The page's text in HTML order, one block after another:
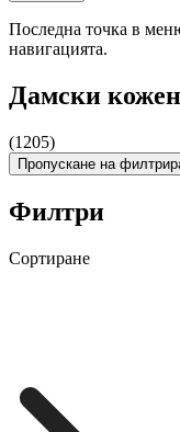
Последна точка в
навигацията.
Дамски
(1205)
Пропускане на
Филтри
Сортиране